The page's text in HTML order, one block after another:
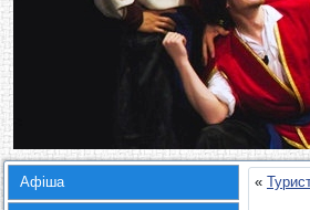
Афіша «